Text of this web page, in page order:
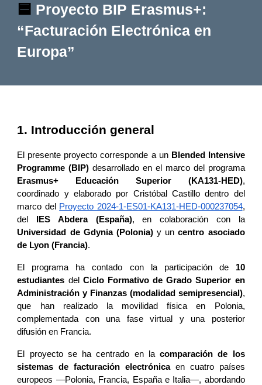
🟦 Proyecto BIP Erasmus+:
“Facturación Electrónica en
Europa”
1. Introducción general
El presente proyecto corresponde a un Blended Intensive
Programme (BIP) desarrollado en el marco del programa
Erasmus+ Educación Superior (KA131-HED),
coordinado y elaborado por Cristóbal Castillo dentro del
marco del
Proyecto 2024-1-ES01-KA131-HED-000237054,
del
IES Abdera (España), en colaboración con la
Universidad de Gdynia (Polonia)y uncentro asociado
de Lyon (Francia).
El programa ha contado con la participación de 10
estudiantes del Ciclo Formativo de Grado Superior en
Administración y Finanzas (modalidad semipresencial),
que han realizado la movilidad física en Polonia,
complementada con una fase virtual y una posterior
difusión en Francia.
El proyecto se ha centrado en lacomparación de los
sistemas de facturación electrónicaen cuatro países
europeos —Polonia, Francia, España e Italia—, abordando